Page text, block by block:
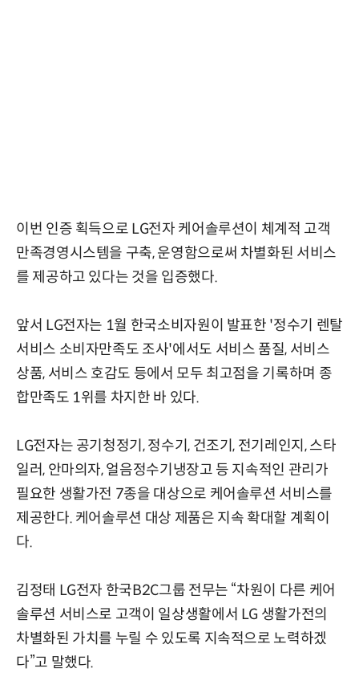
이번 인증 획득으로 LG전자 케어솔루션이 체계적 고객
만족경영시스템을 구축, 운영함으로써 차별화된 서비스
를 제공하고 있다는 것을 입증했다.
앞서 LG전자는 1월 한국소비자원이 발표한 '정수기 렌탈
서비스 소비자만족도 조사'에서도 서비스 품질, 서비스
상품, 서비스 호감도 등에서 모두 최고점을 기록하며 종
합만족도 1위를 차지한 바 있다.
LG전자는 공기청정기, 정수기, 건조기, 전기레인지, 스타
일러, 안마의자, 얼음정수기냉장고 등 지속적인 관리가
필요한 생활가전 7종을 대상으로 케어솔루션 서비스를
제공한다. 케어솔루션 대상 제품은 지속 확대할 계획이
다.
김정태 LG전자 한국B2C그룹 전무는 “차원이 다른 케어
솔루션 서비스로 고객이 일상생활에서 LG 생활가전의
차별화된 가치를 누릴 수 있도록 지속적으로 노력하겠
다”고 말했다.